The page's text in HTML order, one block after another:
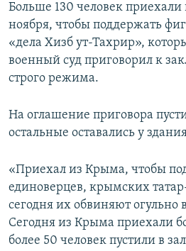
Все сайты RFE/RL
Больше 130 человек приехали
ноября, чтобы поддержать
«дела Хизб ут-Тахрир»,
военный суд приговорил к
строго режима.
На оглашение приговора
остальные оставались у
«Приехал из Крыма, чтобы
единоверцев, крымских
сегодня их обвиняют огульно
Сегодня из Крыма приехали
более 50 человек пустили в